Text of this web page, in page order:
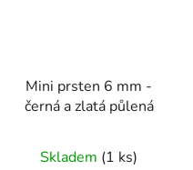
Mini prsten 6 mm -
černá a zlatá půlená
Skladem (1 ks)